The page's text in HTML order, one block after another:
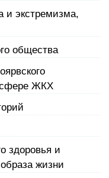
и экстремизма,
общества
сфере ЖКХ
здоровья и
жизни